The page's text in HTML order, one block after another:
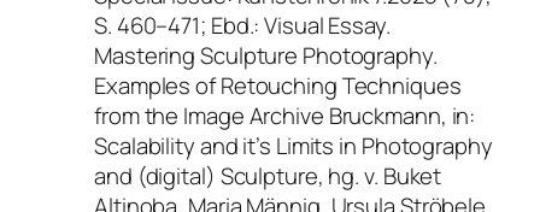
S. 460–471; Ebd.: Visual Essay.
Mastering Sculpture Photography.
Examples of Retouching Techniques
from the Image Archive Bruckmann, in:
Scalability and it’s Limits in Photography
and (digital) Sculpture, hg. v. Buket